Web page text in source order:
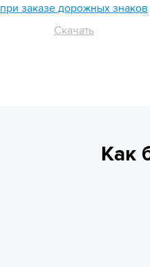
при заказе дорожных знаков
Скачать
Как